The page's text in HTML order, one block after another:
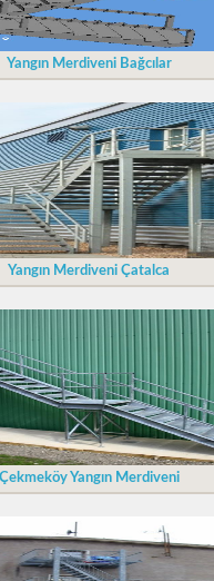
Yangın Merdiveni Bağcılar
Yangın Merdiveni Çatalca
Çekmeköy Yangın Merdiveni